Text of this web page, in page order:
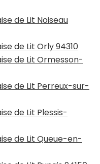
de Lit Noiseau
de Lit Orly 94310
de Lit Ormesson-
de Lit Perreux-sur-
de Lit Plessis-
de Lit Queue-en-